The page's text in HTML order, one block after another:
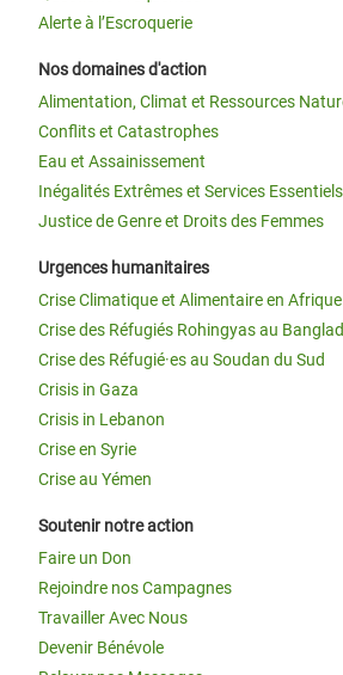
Alerte à l’Escroquerie
Nos domaines d'action
Alimentation, Climat et Ressources
Conflits et Catastrophes
Eau et Assainissement
Inégalités Extrêmes et Services Essentiels
Justice de Genre et Droits des Femmes
Urgences humanitaires
Crise Climatique et Alimentaire en Afrique
Crise des Réfugiés Rohingyas au
Crise des Réfugié·es au Soudan du Sud
Crisis in Gaza
Crisis in Lebanon
Crise en Syrie
Crise au Yémen
Soutenir notre action
Faire un Don
Rejoindre nos Campagnes
Travailler Avec Nous
Devenir Bénévole